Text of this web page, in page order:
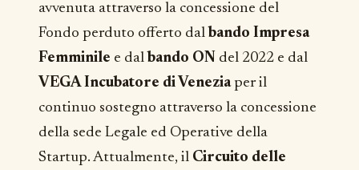
avvenuta attraverso la concessione del
Fondo perduto offerto dal bando Impresa
Femminile e dal bando ON del 2022 e dal
VEGA Incubatore di Veneziaper il
continuo sostegno attraverso la concessione
della sede Legale ed Operative della
Startup. Attualmente, il Circuito delle